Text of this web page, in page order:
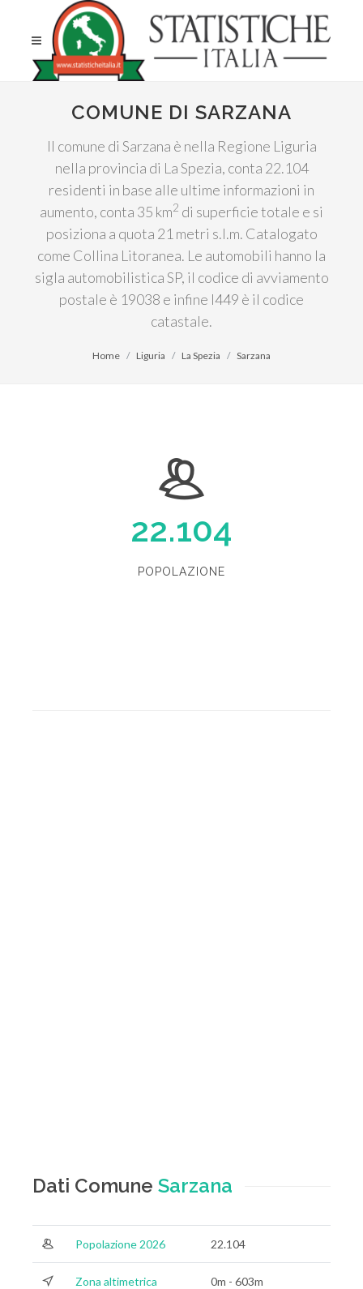
COMUNE DI SARZANA
Il comune di Sarzana è nella Regione Liguria
nella provincia di La Spezia, conta 22.104
residenti in base alle ultime informazioni in
aumento, conta 35 km2 di superficie totale e si
posiziona a quota 21 metri s.l.m. Catalogato
come Collina Litoranea. Le automobili hanno la
sigla automobilistica SP, il codice di avviamento
postale è 19038 e infine I449 è il codice
catastale.
Home Liguria La Spezia Sarzana
22.104
POPOLAZIONE
Dati Comune Sarzana
Popolazione 2026 22.104
Zona altimetrica 0m - 603m